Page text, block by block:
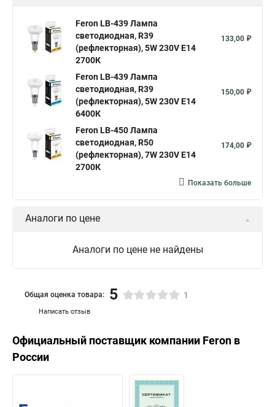
Feron LB-439 Лампа
светодиодная, R39
(рефлекторная), 5W 230V E14
2700К
133,00 ₽
Feron LB-439 Лампа
светодиодная, R39
(рефлекторная), 5W 230V E14
6400К
150,00 ₽
Feron LB-450 Лампа
светодиодная, R50
(рефлекторная), 7W 230V E14
2700К
174,00 ₽
Показать больше
Аналоги по цене
Аналоги по цене не найдены
Написать отзыв
Общая оценка товара: 5 1
Официальный поставщик компании Feron в
России